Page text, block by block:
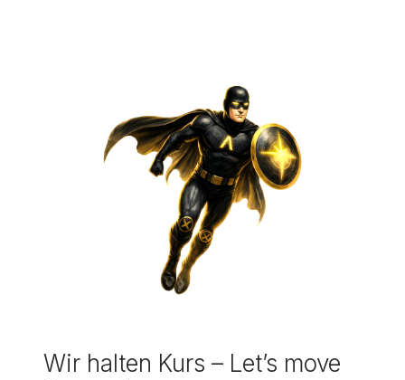
Wir halten Kurs – Letʼs move